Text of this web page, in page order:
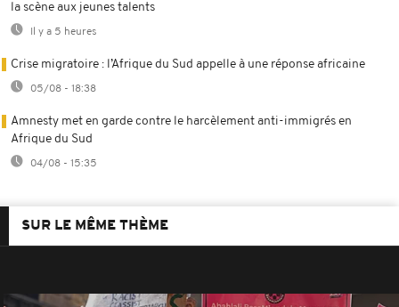
la scène aux jeunes talents
Il y a 5 heures
Crise migratoire : l’Afrique du Sud appelle à une réponse africaine
05/08 - 18:38
Amnesty met en garde contre le harcèlement anti-immigrés en
Afrique du Sud
04/08 - 15:35
SUR LE MÊME THÈME